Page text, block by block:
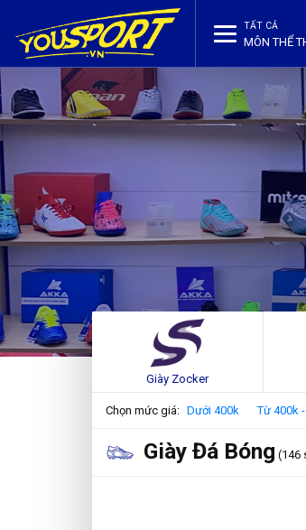
TẤT CẢ
MÔN THỂ
Giày Zocker
Chọn mức giá: Dưới 400k Từ 400k
Giày Đá Bóng (146